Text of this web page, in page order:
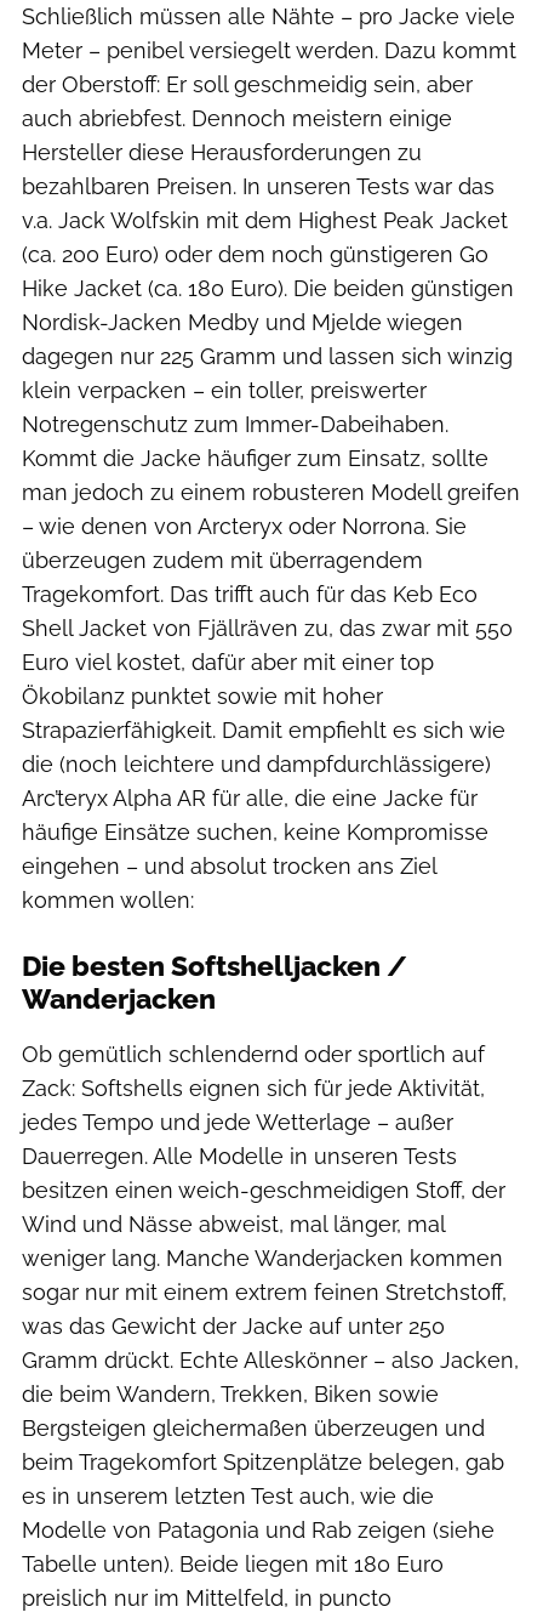
Schließlich müssen alle Nähte – pro Jacke viele
Meter – penibel versiegelt werden. Dazu kommt
der Oberstoff: Er soll geschmeidig sein, aber
auch abriebfest. Dennoch meistern einige
Hersteller diese Herausforderungen zu
bezahlbaren Preisen. In unseren Tests war das
v.a. Jack Wolfskin mit dem Highest Peak Jacket
(ca. 200 Euro) oder dem noch günstigeren Go
Hike Jacket (ca. 180 Euro). Die beiden günstigen
Nordisk-Jacken Medby und Mjelde wiegen
dagegen nur 225 Gramm und lassen sich winzig
klein verpacken – ein toller, preiswerter
Notregenschutz zum Immer-Dabeihaben.
Kommt die Jacke häufiger zum Einsatz, sollte
man jedoch zu einem robusteren Modell greifen
– wie denen von Arcteryx oder Norrona. Sie
überzeugen zudem mit überragendem
Tragekomfort. Das trifft auch für das Keb Eco
Shell Jacket von Fjällräven zu, das zwar mit 550
Euro viel kostet, dafür aber mit einer top
Ökobilanz punktet sowie mit hoher
Strapazierfähigkeit. Damit empfiehlt es sich wie
die (noch leichtere und dampfdurchlässigere)
Arc’teryx Alpha AR für alle, die eine Jacke für
häufige Einsätze suchen, keine Kompromisse
eingehen – und absolut trocken ans Ziel
kommen wollen:
Die besten Softshelljacken /
Wanderjacken
Ob gemütlich schlendernd oder sportlich auf
Zack: Softshells eignen sich für jede Aktivität,
jedes Tempo und jede Wetterlage – außer
Dauerregen. Alle Modelle in unseren Tests
besitzen einen weich-geschmeidigen Stoff, der
Wind und Nässe abweist, mal länger, mal
weniger lang. Manche Wanderjacken kommen
sogar nur mit einem extrem feinen Stretchstoff,
was das Gewicht der Jacke auf unter 250
Gramm drückt. Echte Alleskönner – also Jacken,
die beim Wandern, Trekken, Biken sowie
Bergsteigen gleichermaßen überzeugen und
beim Tragekomfort Spitzenplätze belegen, gab
es in unserem letzten Test auch, wie die
Modelle von Patagonia und Rab zeigen (siehe
Tabelle unten). Beide liegen mit 180 Euro
preislich nur im Mittelfeld, in puncto